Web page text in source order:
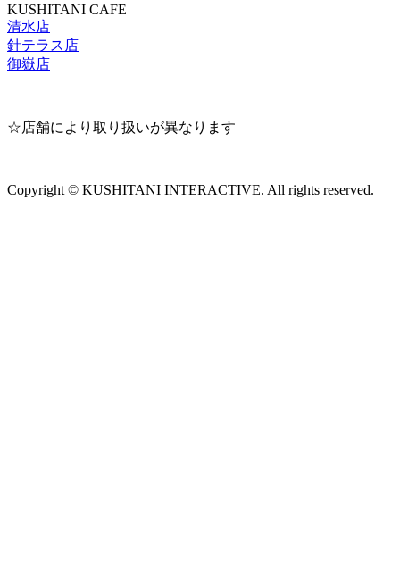
KUSHITANI CAFE
清水店
針テラス店
御嶽店
☆店舗により取り扱いが異なります
Copyright © KUSHITANI INTERACTIVE. All rights reserved.